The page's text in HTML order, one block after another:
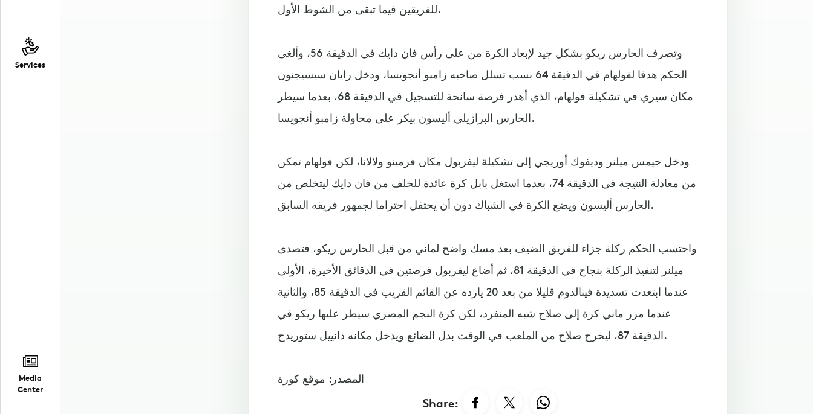
Services
Media
Center
للفريقين فيما تبقى من الشوط الأول.
وتصرف الحارس ريكو بشكل جيد لإبعاد الكرة من على رأس فان دايك في الدقيقة 56، وألغى
الحكم هدفا لفولهام في الدقيقة 64 بسب تسلل صاحبه زامبو أنجويسا، ودخل رايان سيسيجنون
مكان سيري في تشكيلة فولهام، الذي أهدر فرصة سانحة للتسجيل في الدقيقة 68، بعدما سيطر
الحارس البرازيلي أليسون بيكر على محاولة زامبو أنجويسا.
ودخل جيمس ميلنر وديفوك أوريجي إلى تشكيلة ليفربول مكان فرمينو ولالانا، لكن فولهام تمكن
من معادلة النتيجة في الدقيقة 74، بعدما استغل بابل كرة عائدة للخلف من فان دايك ليتخلص من
الحارس أليسون ويضع الكرة في الشباك دون أن يحتفل احتراما لجمهور فريقه السابق.
واحتسب الحكم ركلة جزاء للفريق الضيف بعد مسك واضح لماني من قبل الحارس ريكو، فتصدى
ميلنر لتنفيذ الركلة بنجاح في الدقيقة 81، ثم أضاع ليفربول فرصتين في الدقائق الأخيرة، الأولى
عندما ابتعدت تسديدة فينالدوم قليلا من بعد 20 يارده عن القائم القريب في الدقيقة 85، والثانية
عندما مرر ماني كرة إلى صلاح شبه المنفرد، لكن كرة النجم المصري سيطر عليها ريكو في
الدقيقة 87، ليخرج صلاح من الملعب في الوقت بدل الضائع ويدخل مكانه دانييل ستوريدج.
المصدر: موقع كورة
Share: